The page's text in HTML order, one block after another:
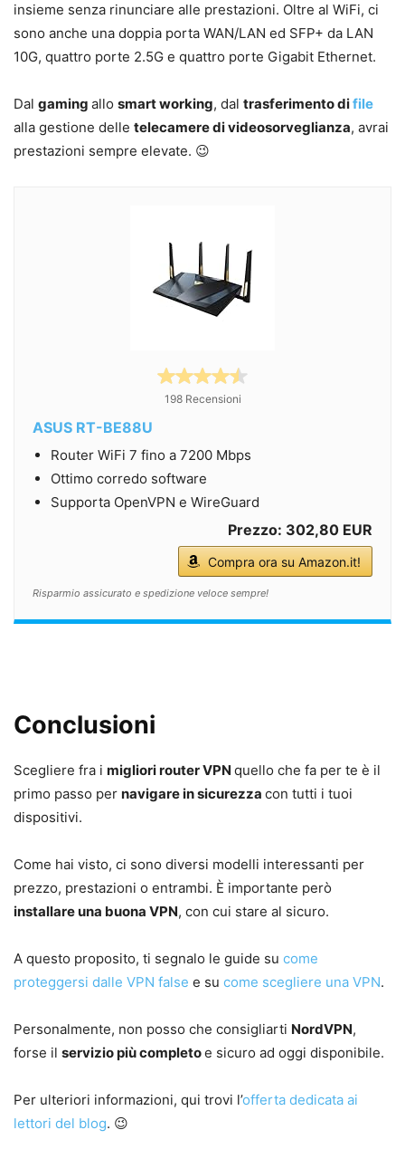
insieme senza rinunciare alle prestazioni. Oltre al WiFi, ci
sono anche una doppia porta WAN/LAN ed SFP+ da LAN
10G, quattro porte 2.5G e quattro porte Gigabit Ethernet.
Dal gaming allo smart working, dal trasferimento difile
alla gestione delle telecamere di videosorveglianza, avrai
prestazioni sempre elevate. 😉
198 Recensioni
ASUS RT-BE88U
Router WiFi 7 fino a 7200 Mbps
Ottimo corredo software
Supporta OpenVPN e WireGuard
Prezzo: 302,80 EUR
Compra ora su Amazon.it!
Risparmio assicurato e spedizione veloce sempre!
Conclusioni
Scegliere fra i migliori router VPN quello che fa per te è il
primo passo per navigare in sicurezza con tutti i tuoi
dispositivi.
Come hai visto, ci sono diversi modelli interessanti per
prezzo, prestazioni o entrambi. È importante però
installare una buona VPN, con cui stare al sicuro.
A questo proposito, ti segnalo le guide su come
proteggersi dalle VPN false e su come scegliere una VPN.
Personalmente, non posso che consigliarti NordVPN,
forse il servizio più completoe sicuro ad oggi disponibile.
Per ulteriori informazioni, qui trovi l’offerta dedicata ai
lettori del blog. 😉